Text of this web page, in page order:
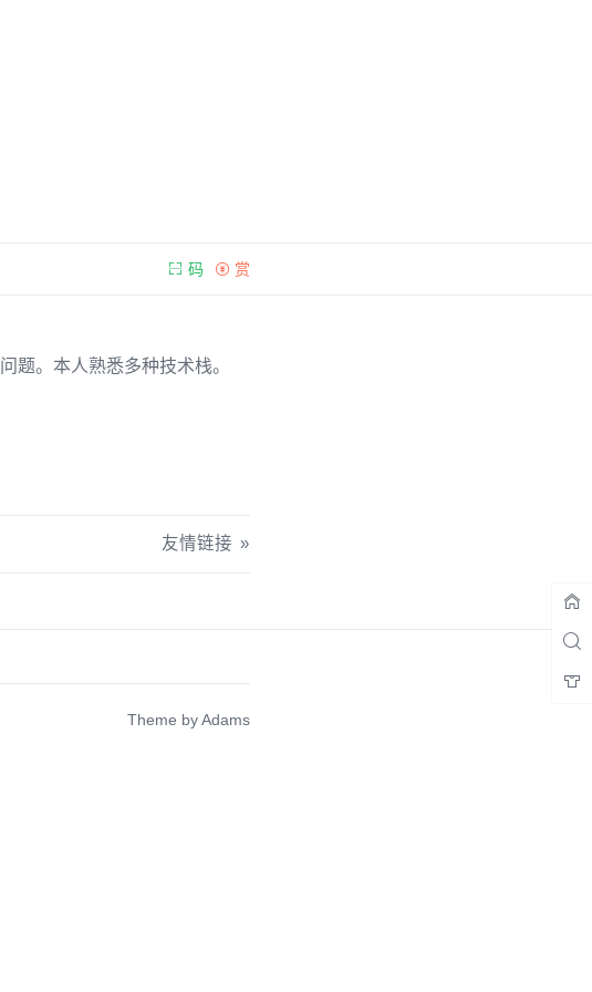
赏
码
题。本人熟悉多种技术栈。
友情链接
Theme byAdams